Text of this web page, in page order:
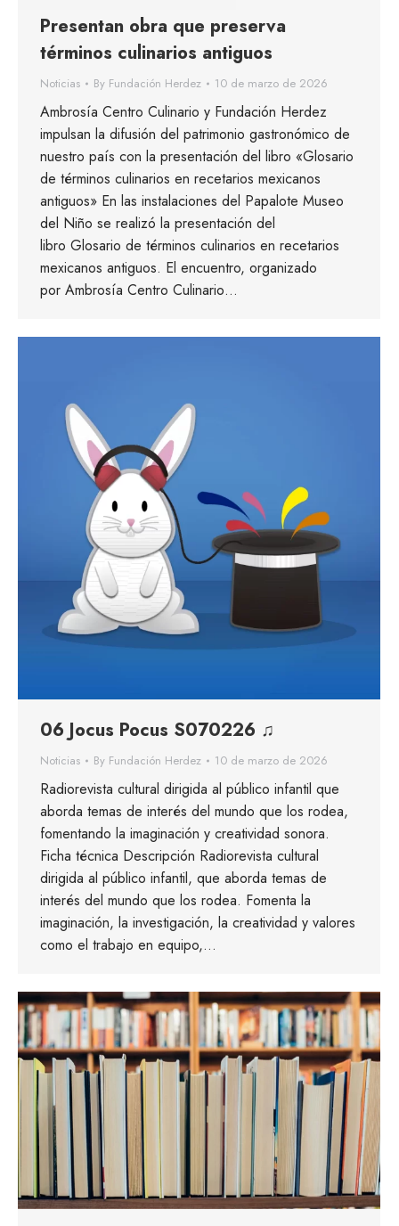
Presentan obra que preserva
términos culinarios antiguos
Noticias By Fundación Herdez 10 de marzo de 2026
Ambrosía Centro Culinario y Fundación Herdez
impulsan la difusión del patrimonio gastronómico de
nuestro país con la presentación del libro «Glosario
de términos culinarios en recetarios mexicanos
antiguos» En las instalaciones del Papalote Museo
del Niño se realizó la presentación del
libro Glosario de términos culinarios en recetarios
mexicanos antiguos. El encuentro, organizado
por Ambrosía Centro Culinario…
06 Jocus Pocus S070226 ♫
Noticias By Fundación Herdez 10 de marzo de 2026
Radiorevista cultural dirigida al público infantil que
aborda temas de interés del mundo que los rodea,
fomentando la imaginación y creatividad sonora.
Ficha técnica Descripción Radiorevista cultural
dirigida al público infantil, que aborda temas de
interés del mundo que los rodea. Fomenta la
imaginación, la investigación, la creatividad y valores
como el trabajo en equipo,…